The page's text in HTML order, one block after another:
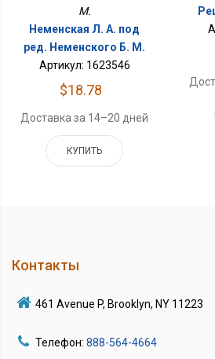
M.
Неменская Л. А. под
ред. Неменского Б. М.
Артикул: 1623546
$18.78
Доставка за 14–20 дней
КУПИТЬ
Контакты
461 Avenue P, Brooklyn, NY 11223
Телефон: 888-564-4664